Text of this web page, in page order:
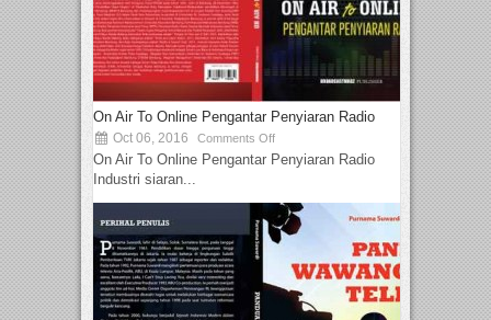
On Air To Online Pengantar Penyiaran Radio
Oct 06, 2016 Comments Off
On Air To Online Pengantar Penyiaran Radio
Industri siaran...